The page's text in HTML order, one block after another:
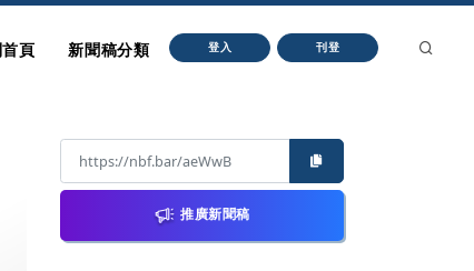
頁 新聞稿分類 登入 刊登
推廣新聞稿